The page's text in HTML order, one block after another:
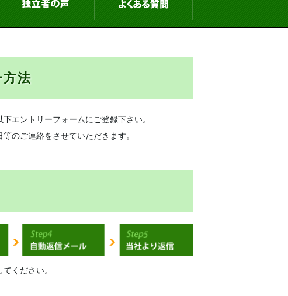
法
エントリーフォームにご登録下さい。
のご連絡をさせていただきます。
ください。